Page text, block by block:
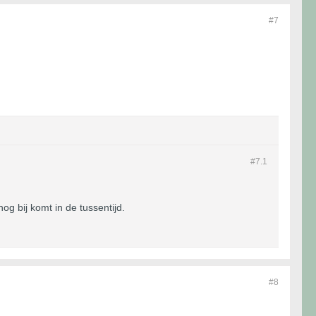
#7
#7.1
bij komt in de tussentijd.
#8